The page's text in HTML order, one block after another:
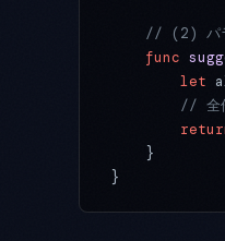
// (2) パラ
    func
        let
// 全件
    }
}